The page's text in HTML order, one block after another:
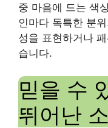
중 마음에 드는 색
인마다 독특한 분
성을 표현하거나
습니다.
믿을 수
뛰어난